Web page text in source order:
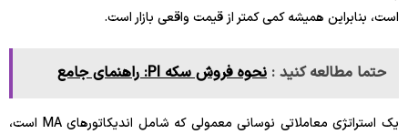
است، بنابراین همیشه کمی کمتر از قیمت واقعی بازار است.
حتما مطالعه کنید : نحوه فروش سکه PI: راهنمای جامع
یک استراتژی معاملاتی نوسانی معمولی که شامل اندیکاتورهای MA است،